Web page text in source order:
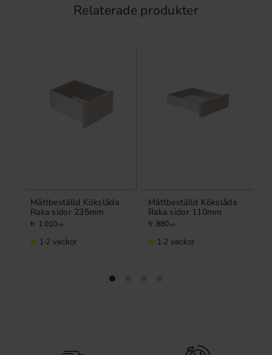
Relaterade produkter
Måttbeställd Kökslåda
Raka sidor 235mm
1 010KR
1-2 veckor
Måttbeställd Kökslåda
Raka sidor 110mm
880KR
1-2 veckor